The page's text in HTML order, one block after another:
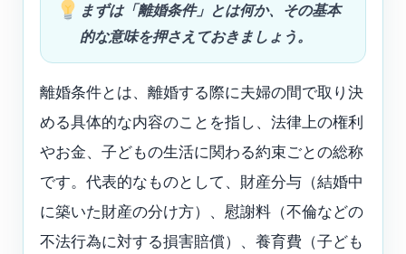
まずは「離婚条件」とは何か、その基本
的な意味を押さえておきましょう。
離婚条件とは、離婚する際に夫婦の間で取り決
める具体的な内容のことを指し、法律上の権利
やお金、子どもの生活に関わる約束ごとの総称
です。代表的なものとして、財産分与（結婚中
に築いた財産の分け方）、慰謝料（不倫などの
不法行為に対する損害賠償）、養育費（子ども